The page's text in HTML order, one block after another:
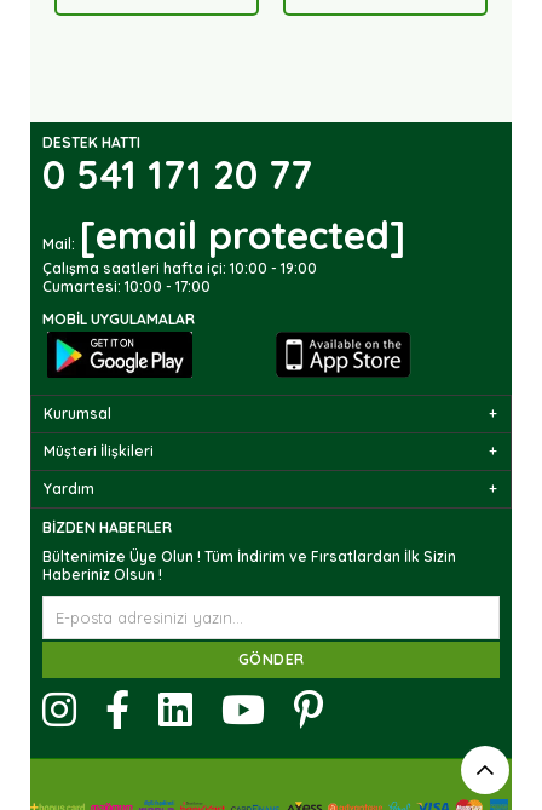
DESTEK HATTI
0 541 171 20 77
Mail: [email protected]
Çalışma saatleri hafta içi: 10:00 - 19:00
Cumartesi: 10:00 - 17:00
MOBIL UYGULAMALAR
Kurumsal
Müşteri İlişkileri
Yardım
BIZDEN HABERLER
Bültenimize Üye Olun ! Tüm İndirim ve Fırsatlardan İlk Sizin
Haberiniz Olsun !
GÖNDER